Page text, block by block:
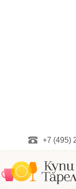
+7 (495)